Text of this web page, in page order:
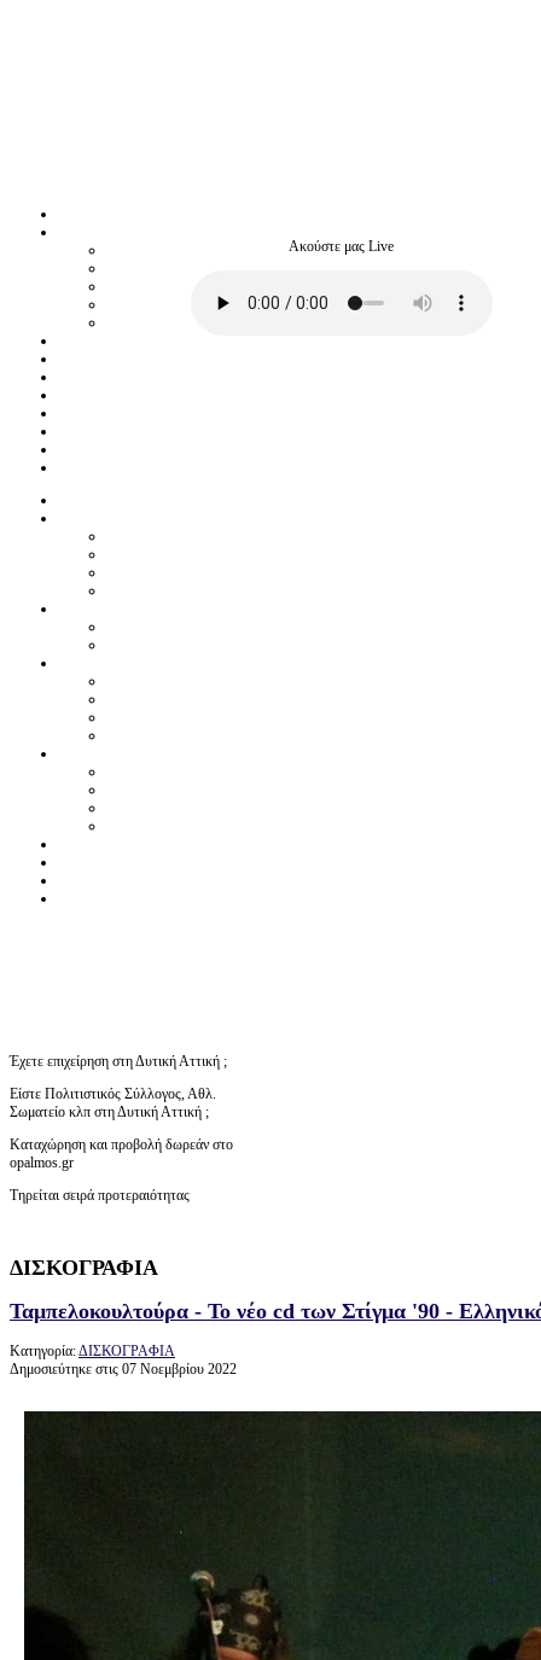
Ακούστε μας Live
Έχετε επιχείρηση στη Δυτική Αττική ;
Είστε Πολιτιστικός Σύλλογος, Αθλ.
Σωματείο κλπ στη Δυτική Αττική ;
Καταχώρηση και προβολή δωρεάν στο
opalmos.gr
Τηρείται σειρά προτεραιότητας
ΔΙΣΚΟΓΡΑΦΙΑ
Ταμπελοκουλτούρα - Το νέο cd των Στίγμα '90 -
Κατηγορία:ΔΙΣΚΟΓΡΑΦΙΑ
Δημοσιεύτηκε στις 07 Νοεμβρίου 2022